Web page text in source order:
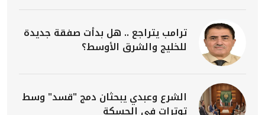
ترامب يتراجع .. هل بدأت صفقة جديدة
للخليج والشرق الأوسط؟
الشرع وعبدي يبحثان دمج "قسد" وسط